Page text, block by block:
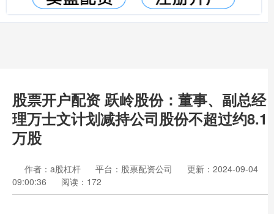
股票开户配资 跃岭股份：董事、副总经
理万士文计划减持公司股份不超过约8.1
万股
作者：a股杠杆 平台：股票配资公司
更新：2024-09-04
09:00:36
阅读：172